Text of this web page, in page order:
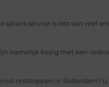
salaris service is iets wat veel
namelijk bezig met een
ontstoppen in Rotterdam?